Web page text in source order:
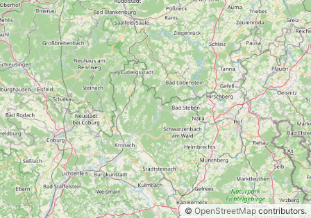
©OpenStreetMapcontributors.